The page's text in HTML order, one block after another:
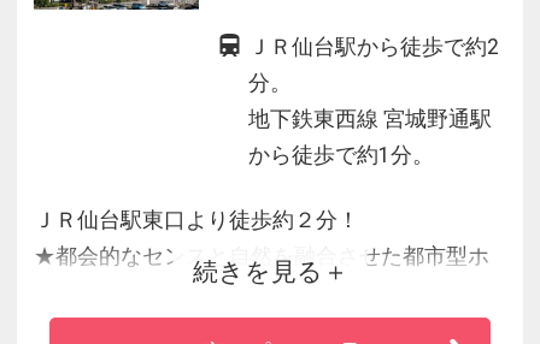
ＪＲ仙台駅から徒歩で約2
分。
地下鉄東西線 宮城野通駅
から徒歩で約1分。
ＪＲ仙台駅東口より徒歩約２分！
★都会的なセンスと自然を融合させた都市型ホ
お客様の「あったらいいな」を考案しておりま
続きを見る